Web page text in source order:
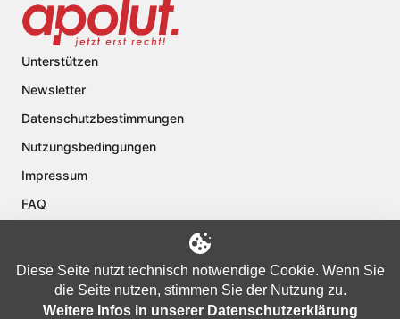
Unterstützen
Newsletter
Datenschutzbestimmungen
Nutzungsbedingungen
Impressum
FAQ
Diese Seite nutzt technisch notwendige Cookie. Wenn Sie
die Seite nutzen, stimmen Sie der Nutzung zu.
Weitere Infos in unserer Datenschutzerklärung